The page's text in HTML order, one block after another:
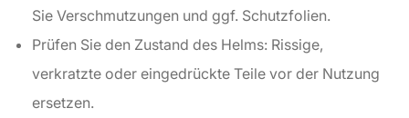
Sie Verschmutzungen und ggf. Schutzfolien.
Prüfen Sie den Zustand des Helms: Rissige,
verkratzte oder eingedrückte Teile vor der Nutzung
ersetzen.